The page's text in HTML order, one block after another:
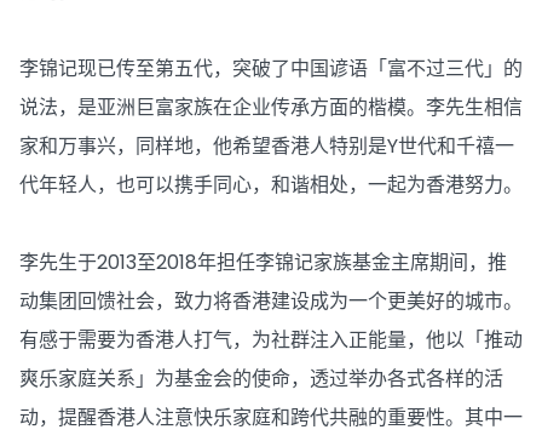
李锦记现已传至第五代，突破了中国谚语「富不过三代」的
说法，是亚洲巨富家族在企业传承方面的楷模。李先生相信
家和万事兴，同样地，他希望香港人特别是Y世代和千禧一
代年轻人，也可以携手同心，和谐相处，一起为香港努力。
李先生于2013至2018年担任李锦记家族基金主席期间，推
动集团回馈社会，致力将香港建设成为一个更美好的城市。
有感于需要为香港人打气，为社群注入正能量，他以「推动
爽乐家庭关系」为基金会的使命，透过举办各式各样的活
动，提醒香港人注意快乐家庭和跨代共融的重要性。其中一